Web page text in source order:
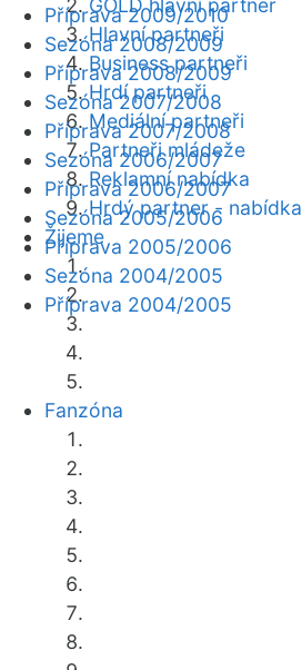
GOLD hlavní partner
Hlavní partneři
Business partneři
Hrdí partneři
Mediální partneři
Partneři mládeže
Reklamní nabídka
Hrdý partner - nabídka
Žijeme
Fanzóna
Příprava 2009/2010
Sezóna 2008/2009
Příprava 2008/2009
Sezóna 2007/2008
Příprava 2007/2008
Sezóna 2006/2007
Příprava 2006/2007
Sezóna 2005/2006
Příprava 2005/2006
Sezóna 2004/2005
Příprava 2004/2005